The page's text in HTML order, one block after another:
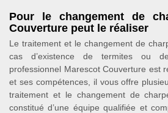
Pour le changement de
Couverture peut le réaliser
Le traitement et le changement de
cas d’existence de termites ou
professionnel Marescot Couverture est
et ses compétences, il vous offre
traitement et le changement de
constitué d’une équipe qualifiée et